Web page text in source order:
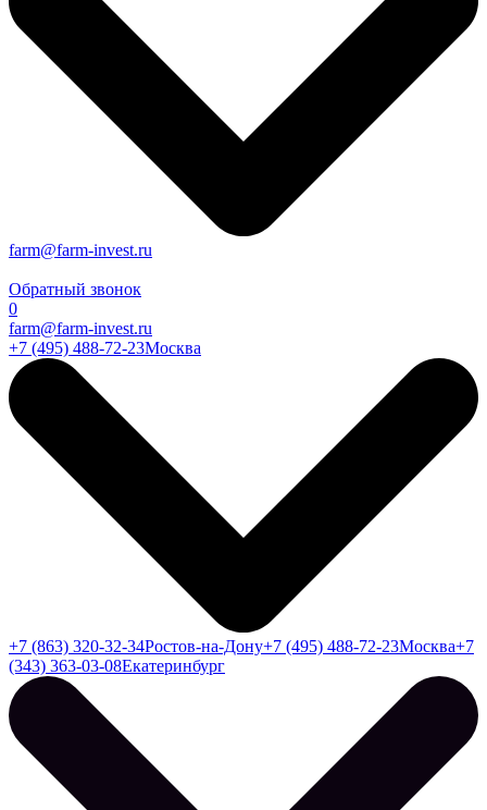
farm@farm-invest.ru
Обратный звонок
0
farm@farm-invest.ru
+7 (495) 488-72-23Москва
+7 (863) 320-32-34Ростов-на-Дону+7 (495) 488-72-23Москва+7
(343) 363-03-08Екатеринбург